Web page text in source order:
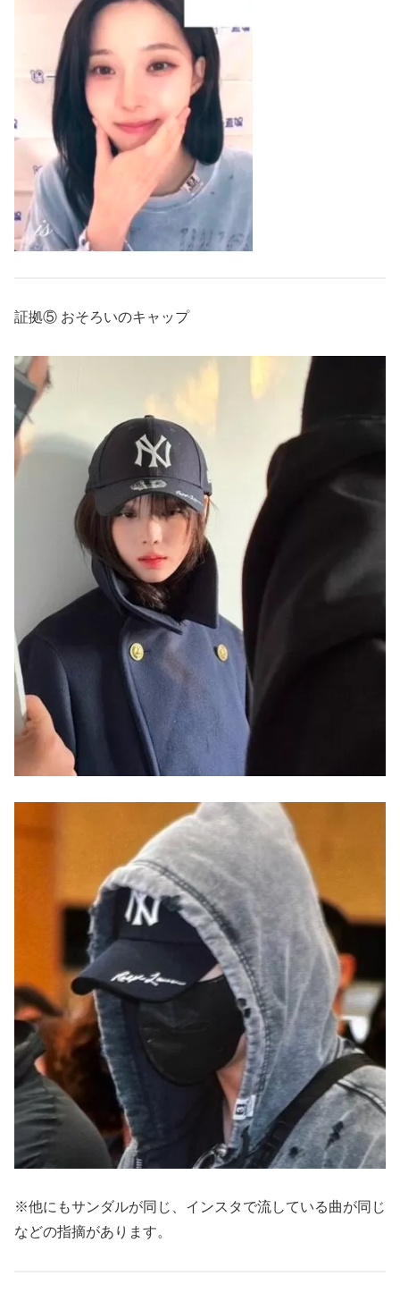
証拠⑤ おそろいのキャップ
※他にもサンダルが同じ、インスタで流している曲が同じ
などの指摘があります。